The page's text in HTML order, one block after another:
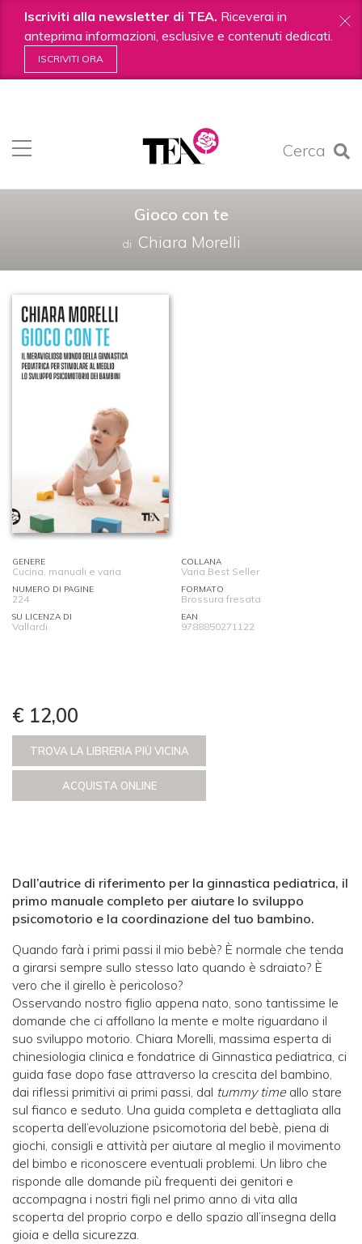
Iscriviti alla newsletter di TEA. Riceverai in
anteprima informazioni, esclusive e contenuti dedicati.
ISCRIVITI ORA
Cerca
contenuti.
|
Gioco con te
di Chiara Morelli
GENERE
Cucina, manuali e varia
COLLANA
Varia Best Seller
NUMERO DI PAGINE
224
FORMATO
Brossura fresata
SU LICENZA DI
Vallardi
EAN
9788850271122
€ 12,00
TROVA LA LIBRERIA PIÙ VICINA
ACQUISTA ONLINE
Dall’autrice di riferimento per la ginnastica pediatrica, il
primo manuale completo per aiutare lo sviluppo
psicomotorio e la coordinazione del tuo bambino.
Quando farà i primi passi il mio bebè? È normale che tenda
a girarsi sempre sullo stesso lato quando è sdraiato? È
vero che il girello è pericoloso?
Osservando nostro figlio appena nato, sono tantissime le
domande che ci affollano la mente e molte riguardano il
suo sviluppo motorio. Chiara Morelli, massima esperta di
chinesiologia clinica e fondatrice di Ginnastica pediatrica, ci
guida fase dopo fase attraverso la crescita del bambino,
dai riflessi primitivi ai primi passi, dal tummy timeallo stare
sul fianco e seduto. Una guida completa e dettagliata alla
scoperta dell’evoluzione psicomotoria del bebè, piena di
giochi, consigli e attività per aiutare al meglio il movimento
del bimbo e riconoscere eventuali problemi. Un libro che
risponde alle domande più frequenti dei genitori e
accompagna i nostri figli nel primo anno di vita alla
scoperta del proprio corpo e dello spazio all’insegna della
gioia e della sicurezza.